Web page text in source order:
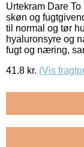
Urtekram Dare
skøn og
til normal og tør
hyaluronsyre og
fugt og næring,
41.8 kr. (Vis